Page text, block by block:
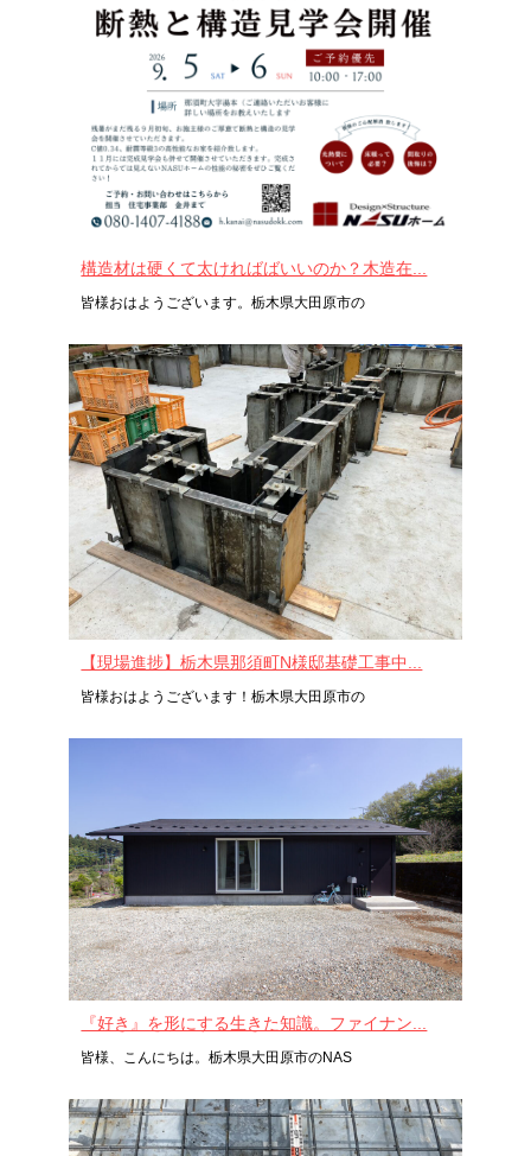
構造材は硬くて太ければばいいのか？木造在...
皆様おはようございます。栃木県大田原市の
【現場進捗】栃木県那須町N様邸基礎工事中...
皆様おはようございます！栃木県大田原市の
『好き』を形にする生きた知識。ファイナン...
皆様、こんにちは。栃木県大田原市のNAS